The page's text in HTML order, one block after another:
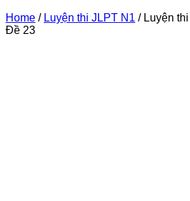
Home / Luyện thi JLPT N1 / Luyện
Đề 23